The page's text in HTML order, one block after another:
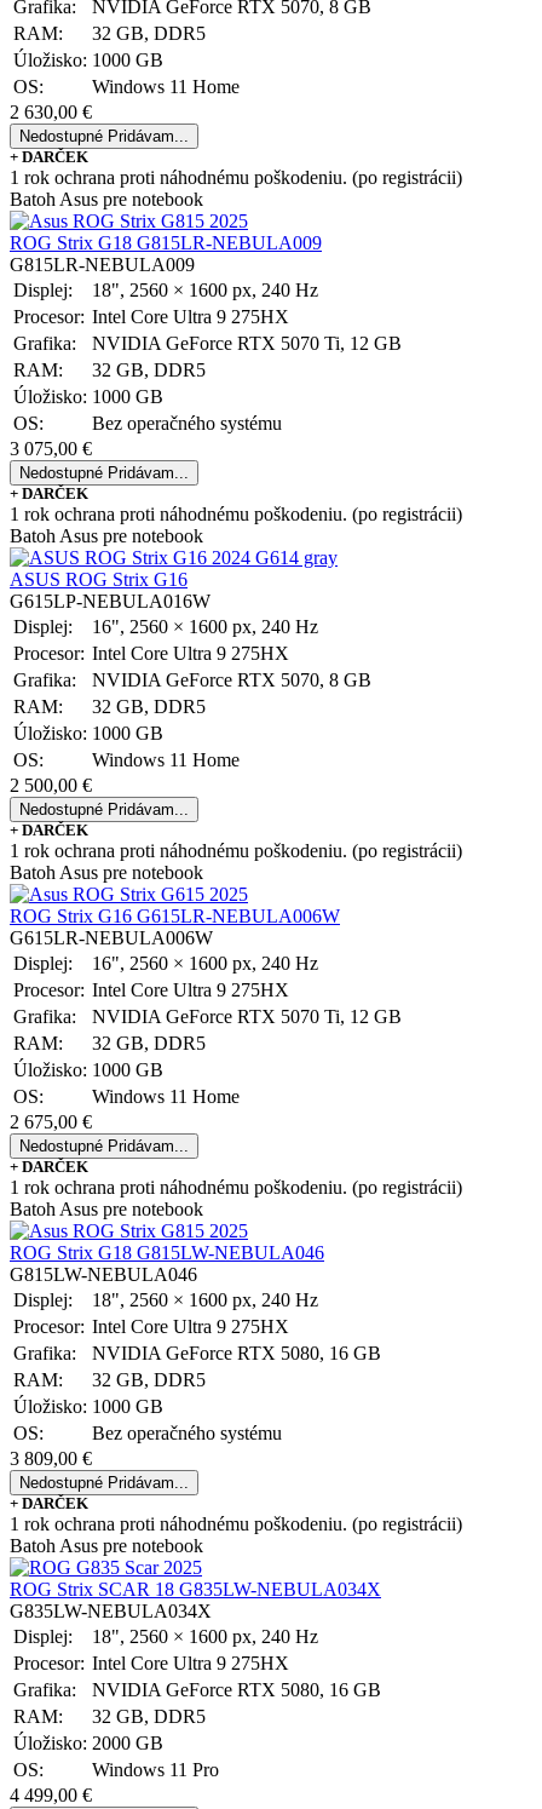
Grafika:
NVIDIA GeForce RTX 5070, 8 GB
RAM:
32 GB, DDR5
Úložisko: 1000 GB
OS:
Windows 11 Home
2 630,00 €
Nedostupné Pridávam...
+ DARČEK
1 rok ochrana proti náhodnému poškodeniu. (po registrácii)
Batoh Asus pre notebook
ROG Strix G18 G815LR-NEBULA009
G815LR-NEBULA009
Displej:
18", 2560 × 1600 px, 240 Hz
Procesor: Intel Core Ultra 9 275HX
Grafika:
NVIDIA GeForce RTX 5070 Ti, 12 GB
RAM:
32 GB, DDR5
Úložisko: 1000 GB
OS:
Bez operačného systému
3 075,00 €
Nedostupné Pridávam...
+ DARČEK
1 rok ochrana proti náhodnému poškodeniu. (po registrácii)
Batoh Asus pre notebook
ASUS ROG Strix G16
G615LP-NEBULA016W
Displej:
16", 2560 × 1600 px, 240 Hz
Procesor: Intel Core Ultra 9 275HX
Grafika:
NVIDIA GeForce RTX 5070, 8 GB
RAM:
32 GB, DDR5
Úložisko: 1000 GB
OS:
Windows 11 Home
2 500,00 €
Nedostupné Pridávam...
+ DARČEK
1 rok ochrana proti náhodnému poškodeniu. (po registrácii)
Batoh Asus pre notebook
ROG Strix G16 G615LR-NEBULA006W
G615LR-NEBULA006W
Displej:
16", 2560 × 1600 px, 240 Hz
Procesor: Intel Core Ultra 9 275HX
Grafika:
NVIDIA GeForce RTX 5070 Ti, 12 GB
RAM:
32 GB, DDR5
Úložisko: 1000 GB
OS:
Windows 11 Home
2 675,00 €
Nedostupné Pridávam...
+ DARČEK
1 rok ochrana proti náhodnému poškodeniu. (po registrácii)
Batoh Asus pre notebook
ROG Strix G18 G815LW-NEBULA046
G815LW-NEBULA046
Displej:
18", 2560 × 1600 px, 240 Hz
Procesor: Intel Core Ultra 9 275HX
Grafika:
NVIDIA GeForce RTX 5080, 16 GB
RAM:
32 GB, DDR5
Úložisko: 1000 GB
OS:
Bez operačného systému
3 809,00 €
Nedostupné Pridávam...
+ DARČEK
1 rok ochrana proti náhodnému poškodeniu. (po registrácii)
Batoh Asus pre notebook
ROG Strix SCAR 18 G835LW-NEBULA034X
G835LW-NEBULA034X
Displej:
18", 2560 × 1600 px, 240 Hz
Procesor: Intel Core Ultra 9 275HX
Grafika:
NVIDIA GeForce RTX 5080, 16 GB
RAM:
32 GB, DDR5
Úložisko: 2000 GB
OS:
Windows 11 Pro
4 499,00 €